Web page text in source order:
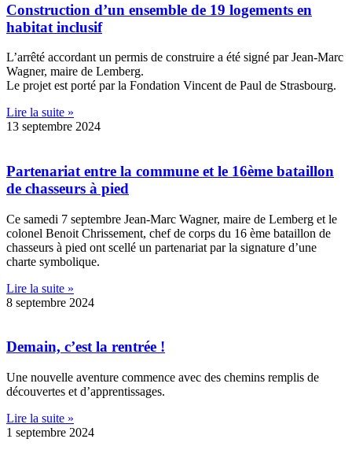
Construction d’un ensemble de 19 logements en
habitat inclusif
L’arrêté accordant un permis de construire a été signé par Jean-Marc
Wagner, maire de Lemberg.
Le projet est porté par la Fondation Vincent de Paul de Strasbourg.
Lire la suite »
13 septembre 2024
Partenariat entre la commune et le 16ème bataillon
de chasseurs à pied
Ce samedi 7 septembre Jean-Marc Wagner, maire de Lemberg et le
colonel Benoit Chrissement, chef de corps du 16 ème bataillon de
chasseurs à pied ont scellé un partenariat par la signature d’une
charte symbolique.
Lire la suite »
8 septembre 2024
Demain, c’est la rentrée !
Une nouvelle aventure commence avec des chemins remplis de
découvertes et d’apprentissages.
Lire la suite »
1 septembre 2024